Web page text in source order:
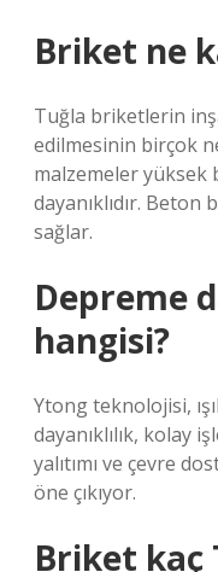
Briket ne
Tuğla briketlerin
edilmesinin birçok
malzemeler yüksek
dayanıklıdır. Beton
sağlar.
Depreme
hangisi?
Ytong teknolojisi,
dayanıklılık, kolay
yalıtımı ve çevre
öne çıkıyor.
Briket kaç